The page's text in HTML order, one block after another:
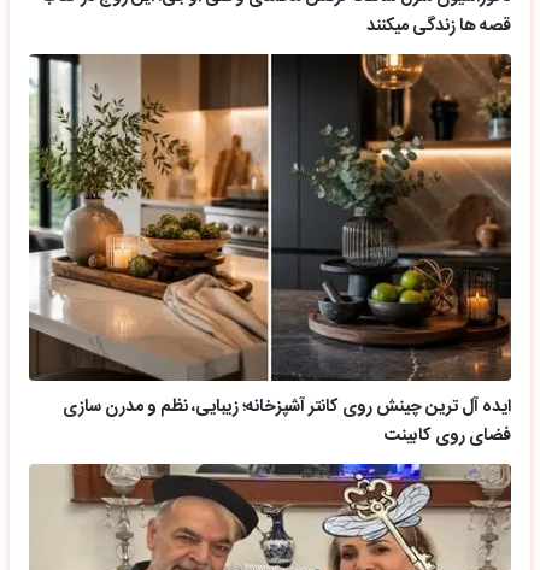
قصه ها زندگی میکنند
ایده آل ترین چینش روی کانتر آشپزخانه؛ زیبایی، نظم و مدرن سازی
فضای روی کابینت